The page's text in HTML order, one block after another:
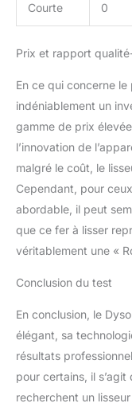
Courte 0
Prix et rapport
En ce qui concerne
indéniablement un
gamme de prix
l’innovation de
malgré le coût, le
Cependant, pour
abordable, il peut
que ce fer à lisser
véritablement une «
Conclusion du test
En conclusion, le
élégant, sa
résultats
pour certains, il
recherchent un